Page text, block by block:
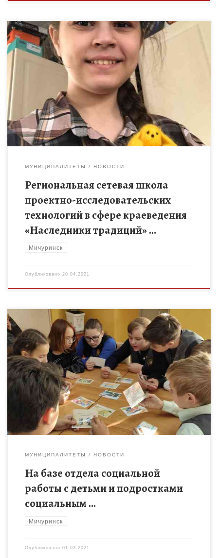
Региональная сетевая школа проектно-исследовательских
технологий в сфере краеведения «Наследники традиций»
продолжает свою работу. С 13.04.-17.04.2021г. в
дистанционном формате состоялась VII сессия. Участники
познакомились с двумя […]
МУНИЦИПАЛИТЕТЫ НОВОСТИ
Региональная сетевая школа
проектно-исследовательских
технологий в сфере краеведения
«Наследники традиций» …
Мичуринск
Опубликовано 20.04.2021
26 февраля на базе отдела социальной работы с детьми и
подростками социальным педагогом Центра детского
творчества Квитовой О.Г. был проведен круглый стол для
подростков «Вредные […]
МУНИЦИПАЛИТЕТЫ НОВОСТИ
На базе отдела социальной
работы с детьми и подростками
социальным …
Мичуринск
Опубликовано 01.03.2021